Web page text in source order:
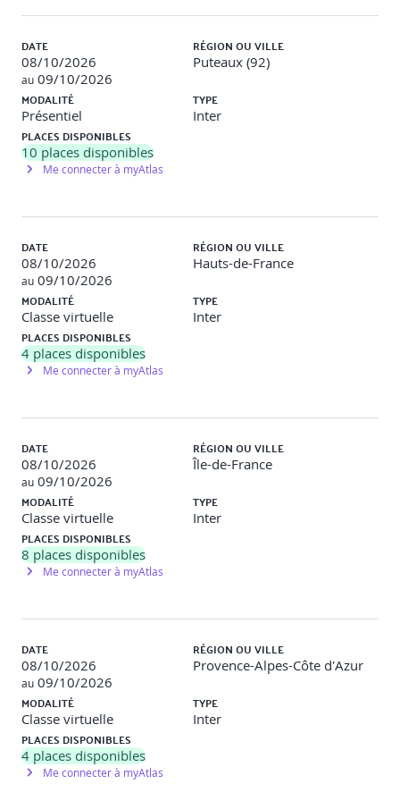
Statistique descriptive.
Phase d'apprentissage.
Statistique prédictive pour estimer et anticiper.
Modélisation statistique d'un phénomène.
Paramètre de position et de dispersion
Moyenne d'une population (ou d'un échantillon).
Médiane, partager une série numérique.
Etendue, différence entre valeurs extrêmes.
Utiliser les quantiles.
Ecart-Type, calculer la dispersion d'un ensemble de
données.
Calcul de la variance et de la covariance.
Etude de cas
Tests et intervalle de confiance
Lois statistiques et intervalle de confiance.
Tests statistiques courants (Test de Student, Analyse
l'intervalle.
Etude de cas
Exercices sur le logiciel R.
Panorama des outils
DATE
08/10/2026
au 09/10/2026
RÉGION OU VILLE
Puteaux (92)
MODALITÉ
Présentiel
TYPE
Inter
PLACES DISPONIBLES
10 places disponibles
Me connecter à myAtlas
DATE
08/10/2026
au 09/10/2026
RÉGION OU VILLE
Hauts-de-France
MODALITÉ
Classe virtuelle
TYPE
Inter
PLACES DISPONIBLES
4 places disponibles
Me connecter à myAtlas
DATE
08/10/2026
au 09/10/2026
RÉGION OU VILLE
Île-de-France
MODALITÉ
Classe virtuelle
TYPE
Inter
PLACES DISPONIBLES
8 places disponibles
Me connecter à myAtlas
DATE
08/10/2026
au 09/10/2026
RÉGION OU VILLE
Provence-Alpes-Côte d'Azur
MODALITÉ
Classe virtuelle
TYPE
Inter
PLACES DISPONIBLES
4 places disponibles
Me connecter à myAtlas